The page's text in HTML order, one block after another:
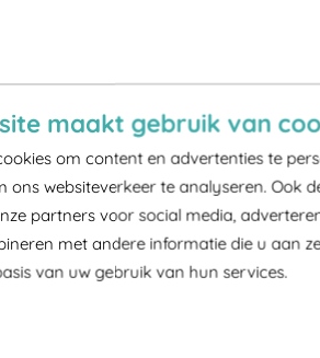
maakt gebruik van
om content en advertenties te
ons websiteverkeer te analyseren. Ook
partners voor social media,
met andere informatie die u aan
van uw gebruik van hun services.